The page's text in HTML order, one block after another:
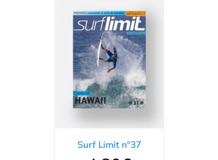
DETALLES
Surf Limit nº37